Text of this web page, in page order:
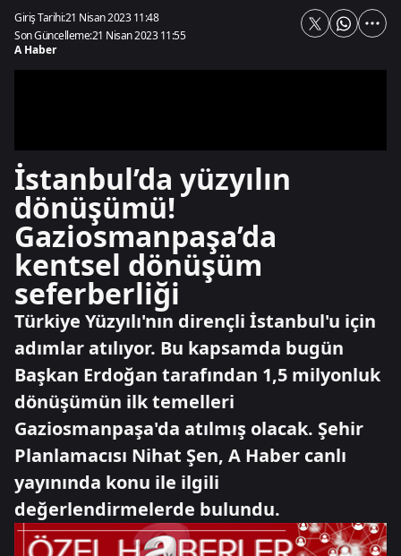
Giriş Tarihi:21 Nisan 2023 11:48
Son Güncelleme:21 Nisan 2023 11:55
A Haber
İstanbul’da yüzyılın
dönüşümü!
Gaziosmanpaşa’da
kentsel dönüşüm
seferberliği
Türkiye Yüzyılı'nın dirençli İstanbul'u için
adımlar atılıyor. Bu kapsamda bugün
Başkan Erdoğan tarafından 1,5 milyonluk
dönüşümün ilk temelleri
Gaziosmanpaşa'da atılmış olacak. Şehir
Planlamacısı Nihat Şen, A Haber canlı
yayınında konu ile ilgili
değerlendirmelerde bulundu.